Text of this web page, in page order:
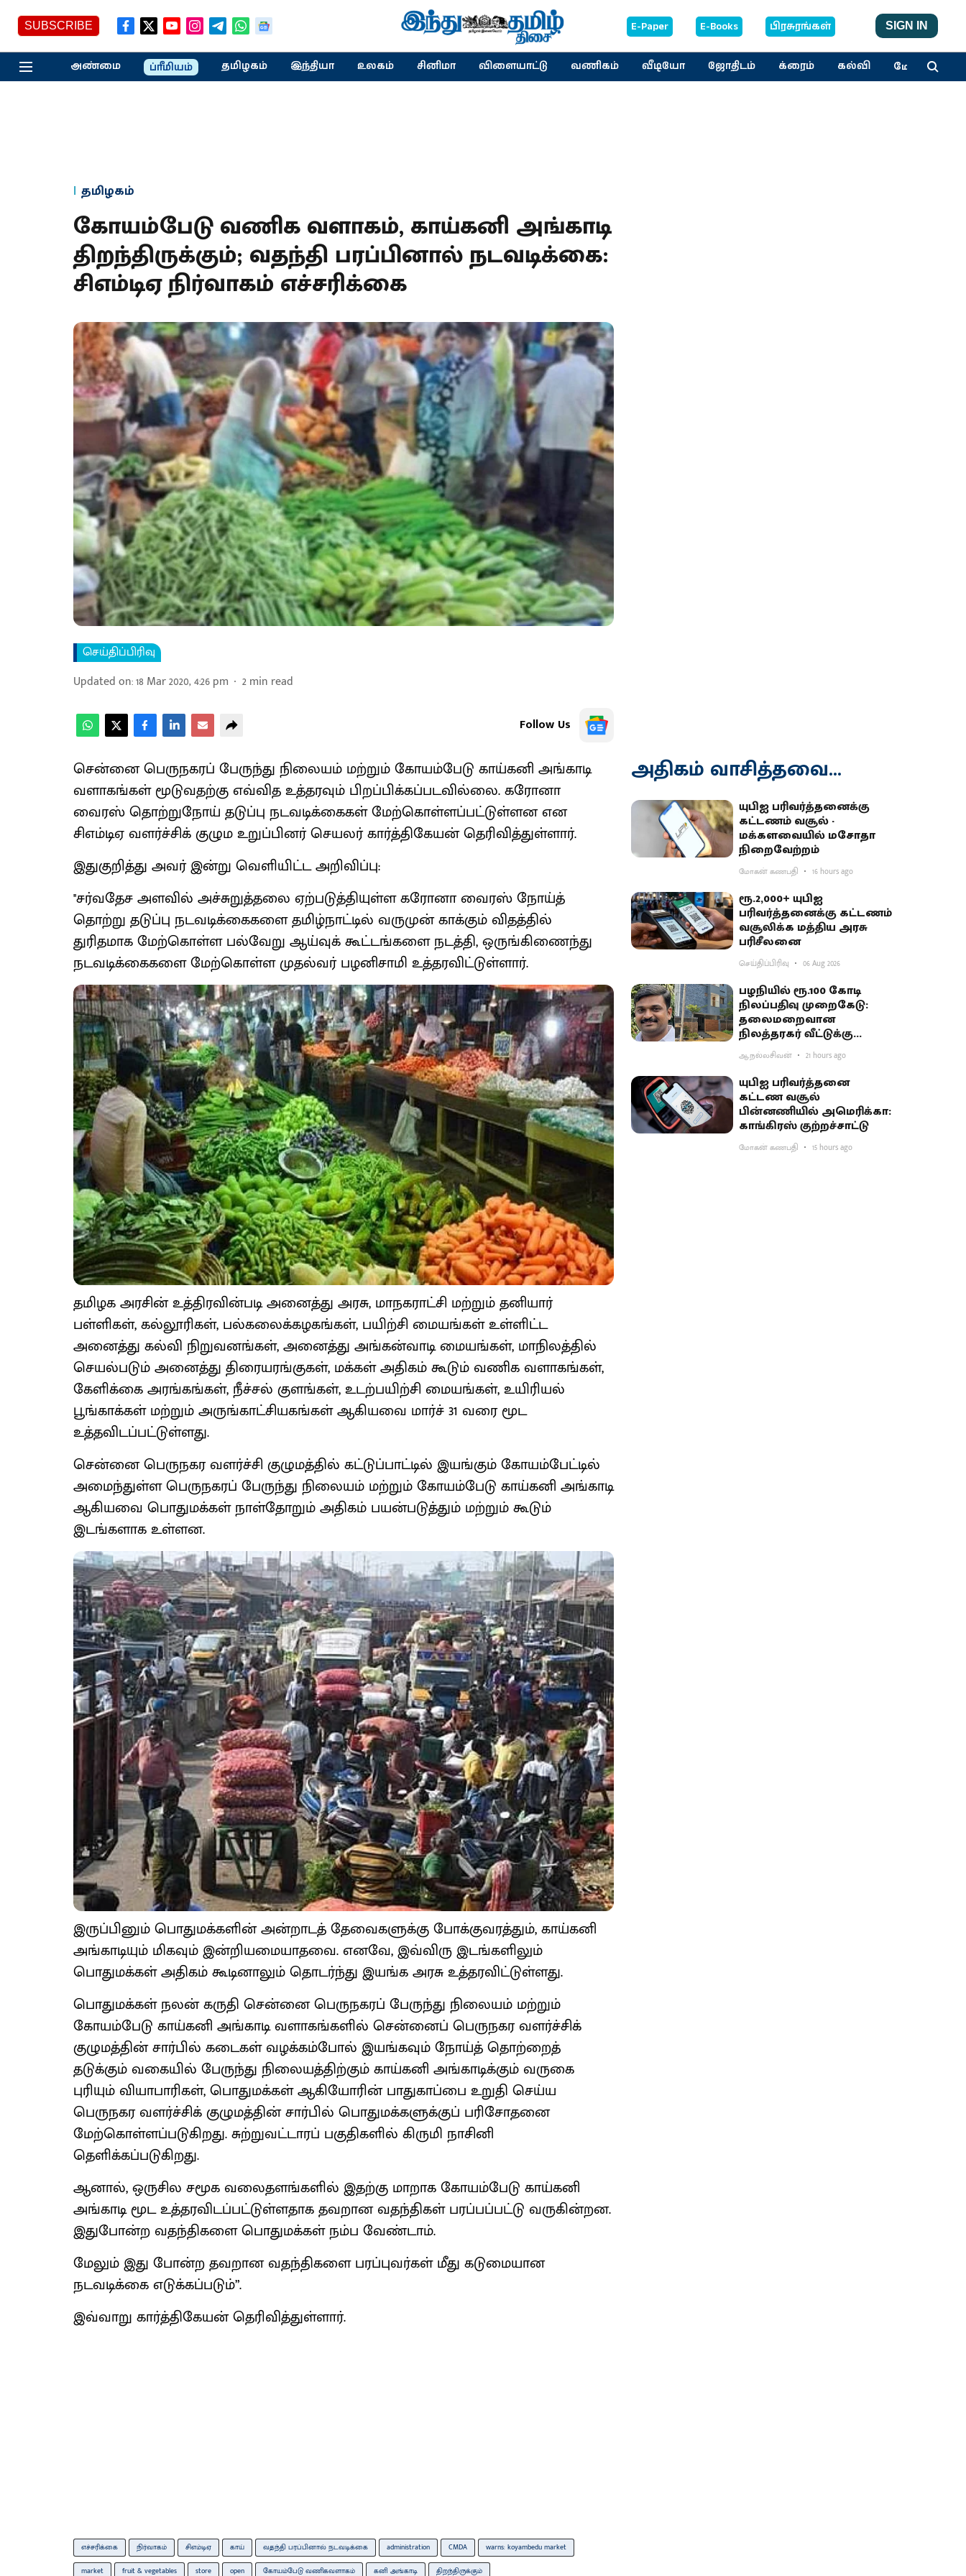
SUBSCRIBE E-Paper E-Books பிரசுரங்கள் SIGN IN
அண்மை ப்ரீமியம் தமிழகம் இந்தியா உலகம் சினிமா விளையாட்டு வணிகம் வீடியோ ஜோதிடம் க்ரைம் கல்வி மேலும்
தமிழகம்
கோயம்பேடு வணிக வளாகம், காய்கனி அங்காடி
திறந்திருக்கும்; வதந்தி பரப்பினால் நடவடிக்கை:
சிஎம்டிஏ நிர்வாகம் எச்சரிக்கை
செய்திப்பிரிவு
Updated on:18 Mar 2020, 4:26 pm 2min read
Follow Us
சென்னை பெருநகரப் பேருந்து நிலையம் மற்றும் கோயம்பேடு காய்கனி அங்காடி
வளாகங்கள் மூடுவதற்கு எவ்வித உத்தரவும் பிறப்பிக்கப்படவில்லை. கரோனா
வைரஸ் தொற்றுநோய் தடுப்பு நடவடிக்கைகள் மேற்கொள்ளப்பட்டுள்ளன என
சிஎம்டிஏ வளர்ச்சிக் குழும உறுப்பினர் செயலர் கார்த்திகேயன் தெரிவித்துள்ளார்.
இதுகுறித்து அவர் இன்று வெளியிட்ட அறிவிப்பு:
''சர்வதேச அளவில் அச்சுறுத்தலை ஏற்படுத்தியுள்ள கரோனா வைரஸ் நோய்த்
தொற்று தடுப்பு நடவடிக்கைகளை தமிழ்நாட்டில் வருமுன் காக்கும் விதத்தில்
துரிதமாக மேற்கொள்ள பல்வேறு ஆய்வுக் கூட்டங்களை நடத்தி, ஒருங்கிணைந்து
நடவடிக்கைகளை மேற்கொள்ள முதல்வர் பழனிசாமி உத்தரவிட்டுள்ளார்.
தமிழக அரசின் உத்திரவின்படி அனைத்து அரசு, மாநகராட்சி மற்றும் தனியார்
பள்ளிகள், கல்லூரிகள், பல்கலைக்கழகங்கள், பயிற்சி மையங்கள் உள்ளிட்ட
அனைத்து கல்வி நிறுவனங்கள், அனைத்து அங்கன்வாடி மையங்கள், மாநிலத்தில்
செயல்படும் அனைத்து திரையரங்குகள், மக்கள் அதிகம் கூடும் வணிக வளாகங்கள்,
கேளிக்கை அரங்கங்கள், நீச்சல் குளங்கள், உடற்பயிற்சி மையங்கள், உயிரியல்
பூங்காக்கள் மற்றும் அருங்காட்சியகங்கள் ஆகியவை மார்ச் 31 வரை மூட
உத்தவிடப்பட்டுள்ளது.
சென்னை பெருநகர வளர்ச்சி குழுமத்தில் கட்டுப்பாட்டில் இயங்கும் கோயம்பேட்டில்
அமைந்துள்ள பெருநகரப் பேருந்து நிலையம் மற்றும் கோயம்பேடு காய்கனி அங்காடி
ஆகியவை பொதுமக்கள் நாள்தோறும் அதிகம் பயன்படுத்தும் மற்றும் கூடும்
இடங்களாக உள்ளன.
இருப்பினும் பொதுமக்களின் அன்றாடத் தேவைகளுக்கு போக்குவரத்தும், காய்கனி
அங்காடியும் மிகவும் இன்றியமையாதவை. எனவே, இவ்விரு இடங்களிலும்
பொதுமக்கள் அதிகம் கூடினாலும் தொடர்ந்து இயங்க அரசு உத்தரவிட்டுள்ளது.
பொதுமக்கள் நலன் கருதி சென்னை பெருநகரப் பேருந்து நிலையம் மற்றும்
கோயம்பேடு காய்கனி அங்காடி வளாகங்களில் சென்னைப் பெருநகர வளர்ச்சிக்
குழுமத்தின் சார்பில் கடைகள் வழக்கம்போல் இயங்கவும் நோய்த் தொற்றைத்
தடுக்கும் வகையில் பேருந்து நிலையத்திற்கும் காய்கனி அங்காடிக்கும் வருகை
புரியும் வியாபாரிகள், பொதுமக்கள் ஆகியோரின் பாதுகாப்பை உறுதி செய்ய
பெருநகர வளர்ச்சிக் குழுமத்தின் சார்பில் பொதுமக்களுக்குப் பரிசோதனை
மேற்கொள்ளப்படுகிறது. சுற்றுவட்டாரப் பகுதிகளில் கிருமி நாசினி
தெளிக்கப்படுகிறது.
ஆனால், ஒருசில சமூக வலைதளங்களில் இதற்கு மாறாக கோயம்பேடு காய்கனி
அங்காடி மூட உத்தரவிடப்பட்டுள்ளதாக தவறான வதந்திகள் பரப்பப்பட்டு வருகின்றன.
இதுபோன்ற வதந்திகளை பொதுமக்கள் நம்ப வேண்டாம்.
மேலும் இது போன்ற தவறான வதந்திகளை பரப்புவர்கள் மீது கடுமையான
நடவடிக்கை எடுக்கப்படும்”.
இவ்வாறு கார்த்திகேயன் தெரிவித்துள்ளார்.
எச்சரிக்கை நிர்வாகம் சிஎம்டிஏ காய் வதந்தி பரப்பினால் நடவடிக்கை administration CMDA warns: koyambedu market
market fruit & vegetables store open கோயம்பேடு வணிகவளாகம் கனி அங்காடி திறந்திருக்கும்
அதிகம் வாசித்தவை...
யுபிஐ பரிவர்த்தனைக்கு
கட்டணம் வசூல் -
மக்களவையில் மசோதா
நிறைவேற்றம்
மோகன் கணபதி 16 hours ago
ரூ.2,000+ யுபிஐ
பரிவர்த்தனைக்கு கட்டணம்
வசூலிக்க மத்திய அரசு
பரிசீலனை
செய்திப்பிரிவு 06 Aug 2026
பழநியில் ரூ.100 கோடி
நிலப்பதிவு முறைகேடு:
தலைமறைவான
நிலத்தரகர் வீட்டுக்கு
சிபிசிஐடி ‘சீல்’
ஆ.நல்லசிவன் 21 hours ago
யுபிஐ பரிவர்த்தனை
கட்டண வசூல்
பின்னணியில் அமெரிக்கா:
காங்கிரஸ் குற்றச்சாட்டு
மோகன் கணபதி 15 hours ago